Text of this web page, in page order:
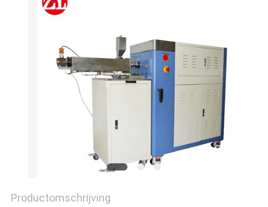
Productomschrijving